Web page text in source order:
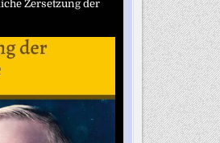
Zersetzung der